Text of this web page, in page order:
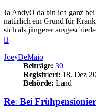
Ja AndyO da bin ich ganz
natürlich ein Grund für
sich als jüngerer
JoeyDeMaio
Beiträge: 30
Registriert: 18. Dez
Behörde: Land
Re: Bei